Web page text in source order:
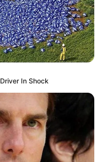
In Shock